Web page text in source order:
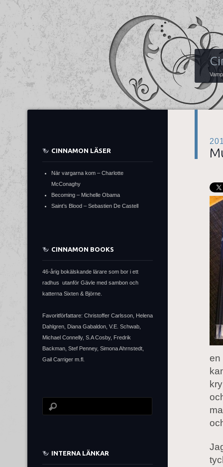
en
CINNAMON LÄSER
När vargarna kom – Charlotte
McConaghy
Becoming – Michelle Obama
Saint’s Blood – Sebastien De Castell
CINNAMON BOOKS
46-årig bokälskande lärare som bor i ett
radhus utanför Gävle med sambon och
katterna Sixten & Björne.
Favoritförfattare: Christoffer Carlsson, Helena
Dahlgren, Diana Gabaldon, V.E. Schwab,
Michael Connelly, S.A Cosby, Fredrik
Backman, Stef Penney, Simona Ahrnstedt,
Gail Carriger m.fl.
INTERNA LÄNKAR